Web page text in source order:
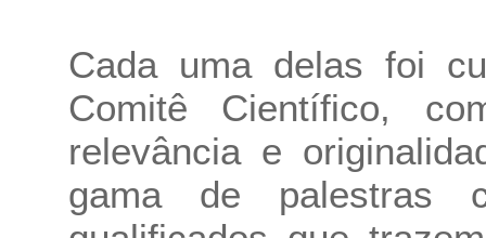
Cada uma delas foi
Comitê Científico,
relevância e
gama de palestras